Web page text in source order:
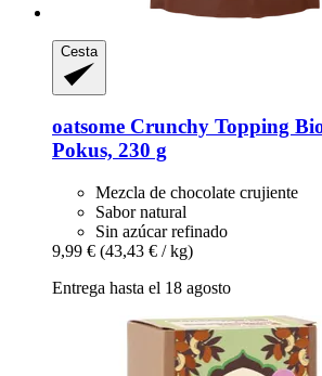
Cesta
oatsome Crunchy Topping
Pokus, 230 g
Mezcla de chocolate crujiente
Sabor natural
Sin azúcar refinado
9,99 € (43,43 € / kg)
Entrega hasta el 18 agosto